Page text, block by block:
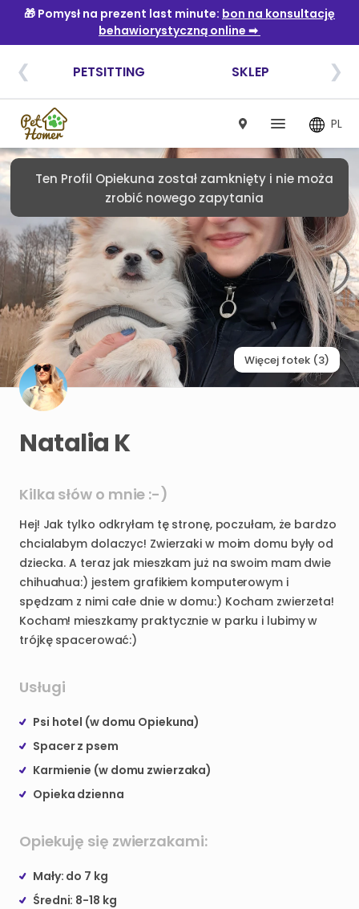
PL
Ten Profil Opiekuna został zamknięty i nie moża
zrobić nowego zapytania
Więcej fotek (3)
Natalia K
Kilka słów o mnie :-)
Hej! Jak tylko odkryłam tę stronę​,​ poczułam​,​ że bardzo
chcialabym dolaczyc! Zwierzaki w moim domu były od
dziecka. A teraz jak mieszkam już na swoim mam dwie
chihuahua:) jestem grafikiem komputerowym i
spędzam z nimi całe dnie w domu:) Kocham zwierzeta!
Kocham! mieszkamy praktycznie w parku i lubimyw
trójkę spacerować:)
Usługi
Psi hotel (w domu Opiekuna)
Spacer z psem
Karmienie (w domu zwierzaka)
Opieka dzienna
Opiekuję się zwierzakami:
Mały: do 7 kg
Średni: 8-18 kg